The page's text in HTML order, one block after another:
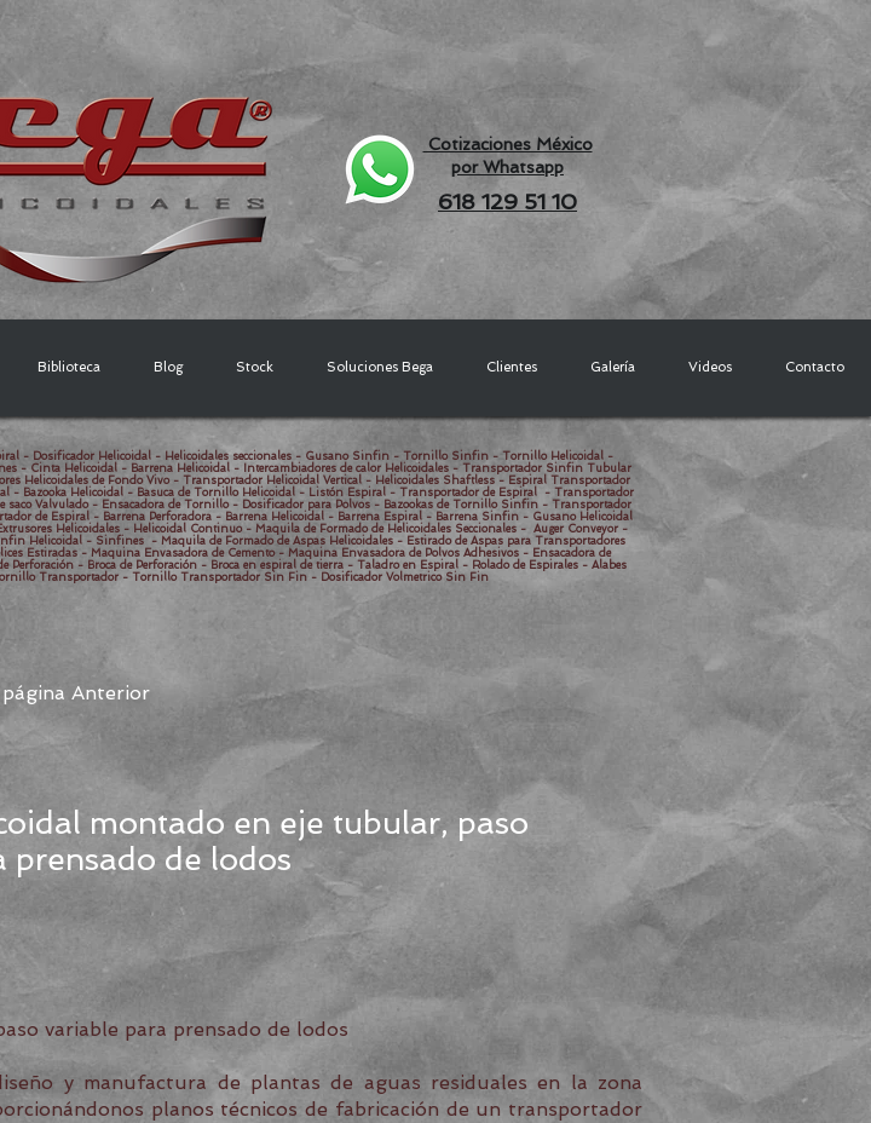
Cotizaciones México
por Whatsapp
618 129 51 10
Biblioteca Blog Stock Soluciones Bega Clientes Galería Videos Contacto
- Dosificador Helicoidal - Helicoidales seccionales - Gusano Sinfin - Tornillo Sinfin - Tornillo Helicoidal -
- Cinta Helicoidal - Barrena Helicoidal - Intercambiadores de calor Helicoidales - Transportador Sinfin Tubular
Helicoidales de Fondo Vivo - Transportador Helicoidal Vertical - Helicoidales Shaftless - Espiral Transportador
- Bazooka Helicoidal - Basuca de Tornillo Helicoidal - Listón Espiral - Transportador de Espiral - Transportador
Valvulado - Ensacadora de Tornillo - Dosificador para Polvos - Bazookas de Tornillo Sinfin - Transportador
de Espiral - Barrena Perforadora - Barrena Helicoidal - Barrena Espiral - Barrena Sinfin - Gusano Helicoidal
Helicoidales - Helicoidal Continuo - Maquila de Formado de Helicoidales Seccionales - Auger Conveyor -
Helicoidal - Sinfines - Maquila de Formado de Aspas Helicoidales - Estirado de Aspas para Transportadores
Estiradas - Maquina Envasadora de Cemento - Maquina Envasadora de Polvos Adhesivos - Ensacadora de
Perforación - Broca de Perforación - Broca en espiral de tierra - Taladro en Espiral - Rolado de Espirales - Alabes
Transportador - Tornillo Transportador Sin Fin - Dosificador Volmetrico Sin Fin
Anterior
montado en eje tubular, paso
prensado de lodos
variable para prensado de lodos
y manufactura de plantas de aguas residuales en la zona
planos técnicos de fabricación de un transportador